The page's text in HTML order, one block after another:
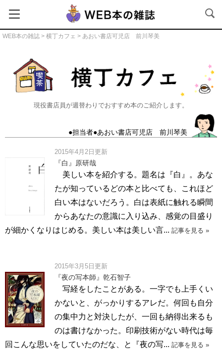
WEB本の雑誌 > 横丁カフェ > あおい書店可児店 前川琴美
横丁カフェ現役書店員が週替わりでおすすめ本のご紹介します。
●担当者●あおい書店可児店 前川琴美
2015年4月2日更新
『白』原研哉
美しい本を紹介する。題名は『白』。あな
たが知っているどの本と比べても、これほど
白い本はないだろう。白は表紙に触れる瞬間
からあなたの意識に入り込み、感覚の目盛り
が細かくなりはじめる。美しい本は美しい言... 記事を見る »
2015年3月5日更新
『夜の写本師』乾石智子
写経をしたことがある。一字でも上手くい
かないと、がっかりするアレだ。何回も自分
の集中力と対決したが、一回も納得出来るも
のは書けなかった。印刷技術がない時代は毎
回こんな思いをしていたのだな、と『夜の写... 記事を見る »